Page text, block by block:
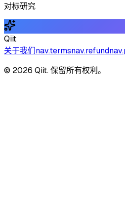
对标研究
Qiit
关于我们nav.termsnav.refund
© 2026 Qiit. 保留所有权利。